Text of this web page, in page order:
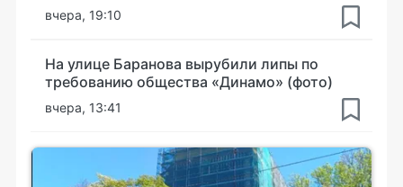
вчера, 19:10
На улице Баранова вырубили липы по
требованию общества «Динамо» (фото)
вчера, 13:41